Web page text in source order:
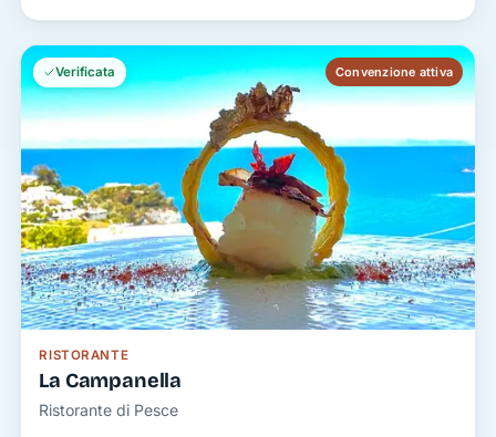
RISTORANTE
La Campanella
Ristorante di Pesce
Verificata Convenzione attiva